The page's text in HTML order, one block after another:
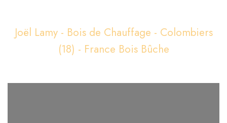
Joël Lamy - Bois de Chauffage - Colombiers
(18) - France Bois Bûche